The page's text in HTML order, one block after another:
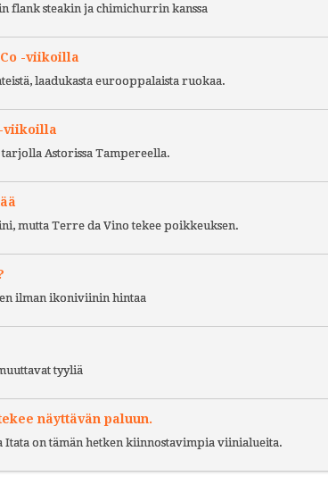
flank steakin ja chimichurrin kanssa
-viikoilla
laadukasta eurooppalaista ruokaa.
-viikoilla
Astorissa Tampereella.
mutta Terre da Vino tekee poikkeuksen.
ilman ikoniviinin hintaa
tyyliä
näyttävän paluun.
Itata on tämän hetken kiinnostavimpia viinialueita.